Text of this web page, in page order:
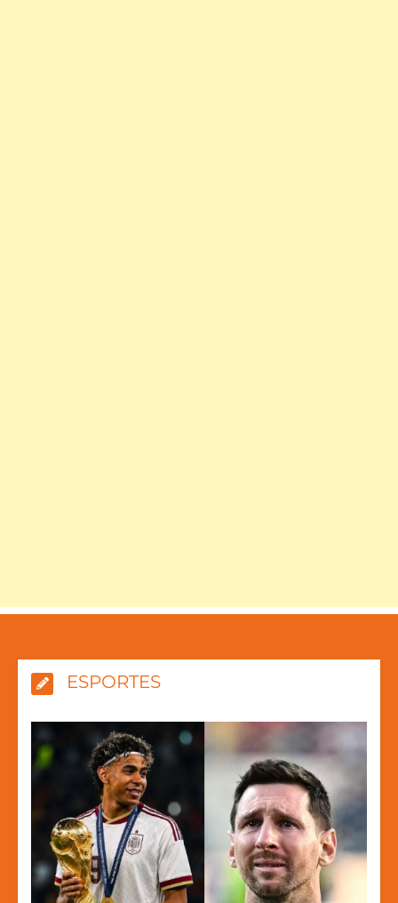
ESPORTES